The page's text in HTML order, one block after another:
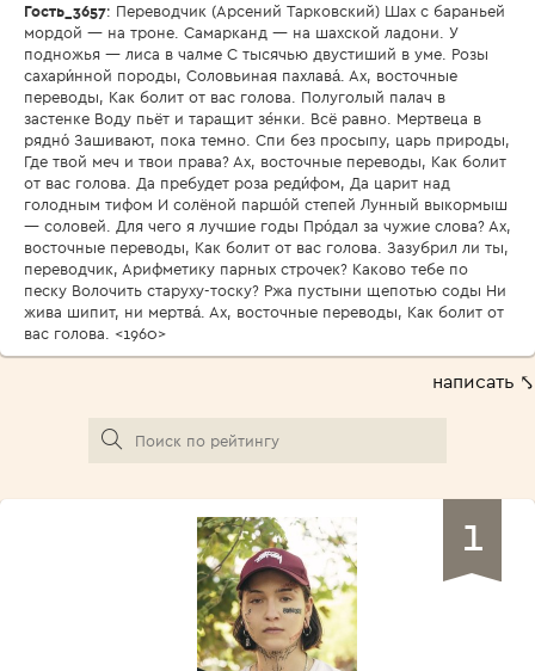
Гость_3657: Переводчик (Арсений Тарковский) Шах с бараньей
мордой — на троне. Самарканд — на шахской ладони. У
подножья — лиса в чалме С тысячью двустиший в уме. Розы
сахари́нной породы, Соловьиная пахлава́. Ах, восточные
переводы, Как болит от вас голова. Полуголый палач в
застенке Воду пьёт и таращит зе́нки. Всё равно. Мертвеца в
рядно́ Зашивают, пока темно. Спи без просыпу, царь природы,
Где твой меч и твои права? Ах, восточные переводы, Как болит
от вас голова. Да пребудет роза реди́фом, Да царит над
голодным тифом И солёной паршо́й степей Лунный выкормыш
— соловей. Для чего я лучшие годы Про́дал за чужие слова? Ах,
восточные переводы, Как болит от вас голова. Зазубрил ли ты,
переводчик, Арифметику парных строчек? Каково тебе по
песку Волочить старуху-тоску? Ржа пустыни щепотью соды Ни
жива шипит, ни мертва́. Ах, восточные переводы, Как болит от
вас голова. <1960>
написать ⤣
1